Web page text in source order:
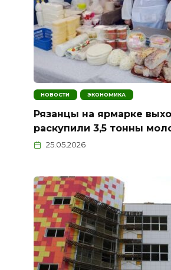
НОВОСТИ ЭКОНОМИКА
Рязанцы на ярмарке
раскупили 3,5 тонны
25.05.2026